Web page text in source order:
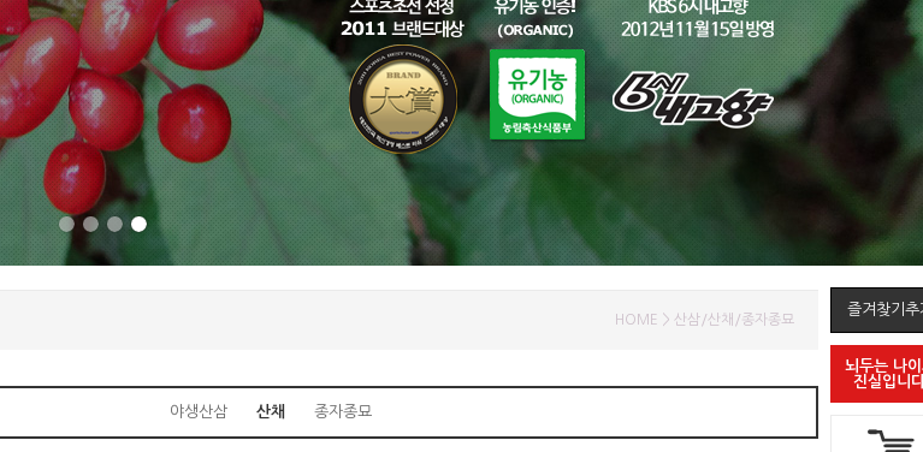
즐겨찾기추
뇌두는 나
진실입니
HOME > 산삼/산채/종자종묘
야생산삼 산채 종자종묘